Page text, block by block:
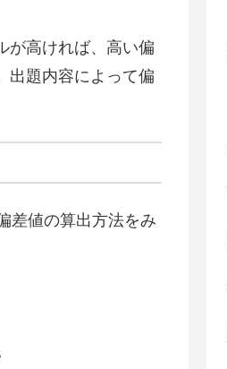
が高ければ、高い偏
出題内容によって偏
差値の算出方法をみ